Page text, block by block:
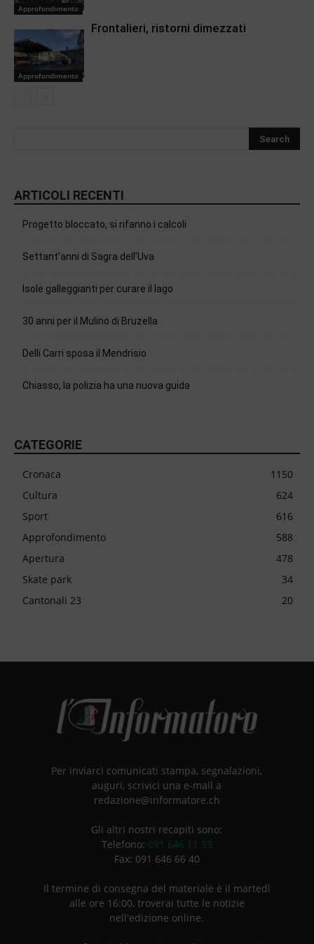
Approfondimento
Approfondimento
Frontalieri, ristorni dimezzati
ARTICOLI RECENTI
Progetto bloccato, si rifanno i calcoli
Settant’anni di Sagra dell’Uva
Isole galleggianti per curare il lago
30 anni per il Mulino di Bruzella
Delli Carri sposa il Mendrisio
Chiasso, la polizia ha una nuova guida
CATEGORIE
Cronaca
1150
Cultura
624
Sport
616
Approfondimento
588
Apertura
478
Skate park
34
Cantonali 23
20
Per inviarci comunicati stampa, segnalazioni,
auguri, scrivici una e-mail a
redazione@informatore.ch
Gli altri nostri recapiti sono:
Telefono: 091 646 11 53
Fax: 091 646 66 40
Il termine di consegna del materiale è il martedì
alle ore 16:00, troverai tutte le notizie
nell'edizione online.